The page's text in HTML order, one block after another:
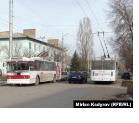
сайттары